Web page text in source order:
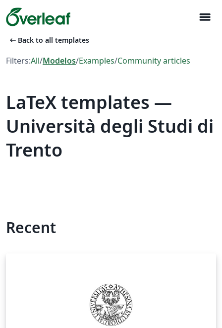
menu
arrow_left_alt Back to all templates
Filters:All/Modelos/Examples/Community articles
LaTeX templates —
Università degli Studi di
Trento
Recent